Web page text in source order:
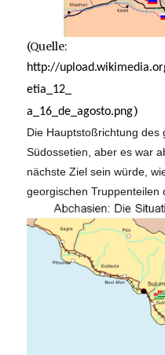
(Quelle:
http://
etia_12_
a_16_de_agosto.png)
Die Hauptstoßrichtung des
Südossetien, aber es war
nächste Ziel sein würde,
georgischen Truppenteilen